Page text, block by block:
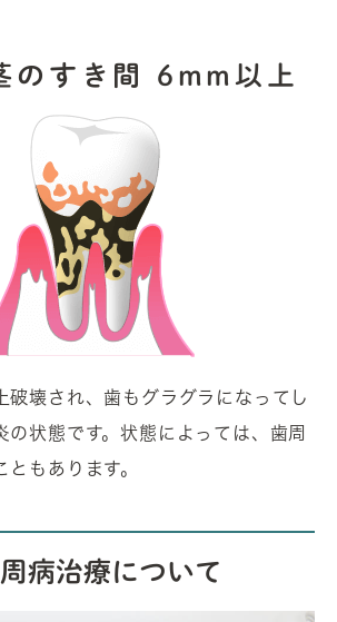
のすき間 6mm以上
破壊され、歯もグラグラになってし
の状態です。状態によっては、歯周
もあります。
病治療について